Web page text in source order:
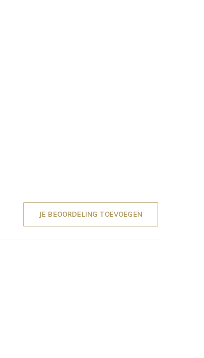
JE BEOORDELING TOEVOEGEN